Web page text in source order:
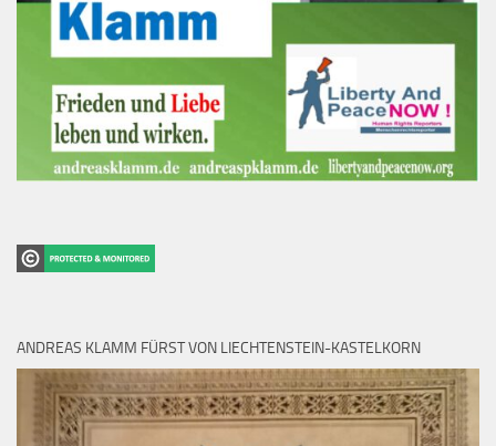
ANDREAS KLAMM FÜRST VON LIECHTENSTEIN-KASTELKORN